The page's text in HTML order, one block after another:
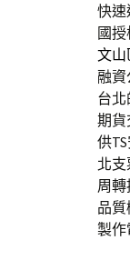
快速
國
文山
融資
台
期貨
供
北
周
品
製作